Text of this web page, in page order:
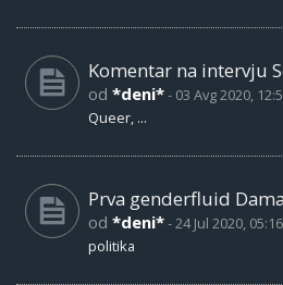
Komentar na intervju
od *deni*- 03 Avg 2020,
Queer, ...
Prva genderfluid
od *deni*-24 Jul 2020, 05:16
politika